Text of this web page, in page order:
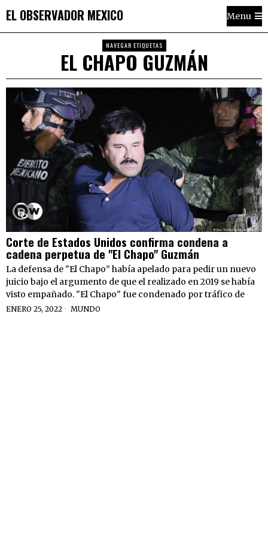
EL OBSERVADOR MEXICO Menu
NAVEGAR ETIQUETAS
EL CHAPO GUZMÁN
Corte de Estados Unidos confirma condena a
cadena perpetua de "El Chapo" Guzmán
La defensa de "El Chapo” había apelado para pedir un nuevo
juicio bajo el argumento de que el realizado en 2019 se había
visto empañado. "El Chapo" fue condenado por tráfico de
ENERO 25, 2022 MUNDO